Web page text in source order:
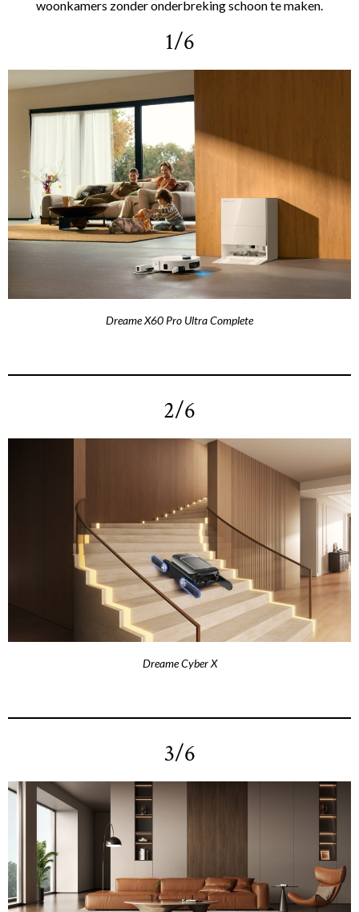
woonkamers zonder onderbreking schoon te maken.
1/6
Dreame X60 Pro Ultra Complete
2/6
Dreame Cyber X
3/6